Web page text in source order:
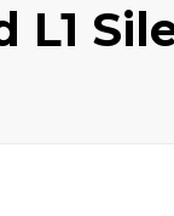
L1